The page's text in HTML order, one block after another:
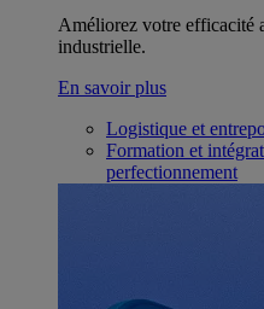
Améliorez votre efficacité
industrielle.
En savoir plus
Logistique et
Formation et
perfectionnement